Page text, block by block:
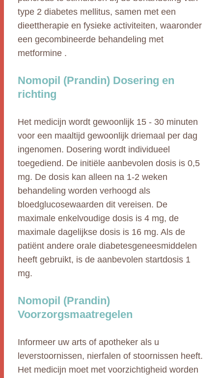
type 2 diabetes mellitus, samen met een
dieettherapie en fysieke activiteiten, waaronder
een gecombineerde behandeling met
metformine .
Nomopil (Prandin) Dosering en
richting
Het medicijn wordt gewoonlijk 15 - 30 minuten
voor een maaltijd gewoonlijk driemaal per dag
ingenomen. Dosering wordt individueel
toegediend. De initiële aanbevolen dosis is 0,5
mg. De dosis kan alleen na 1-2 weken
behandeling worden verhoogd als
bloedglucosewaarden dit vereisen. De
maximale enkelvoudige dosis is 4 mg, de
maximale dagelijkse dosis is 16 mg. Als de
patiënt andere orale diabetesgeneesmiddelen
heeft gebruikt, is de aanbevolen startdosis 1
mg.
Nomopil (Prandin)
Voorzorgsmaatregelen
Informeer uw arts of apotheker als u
leverstoornissen, nierfalen of stoornissen heeft.
Het medicijn moet met voorzichtigheid worden